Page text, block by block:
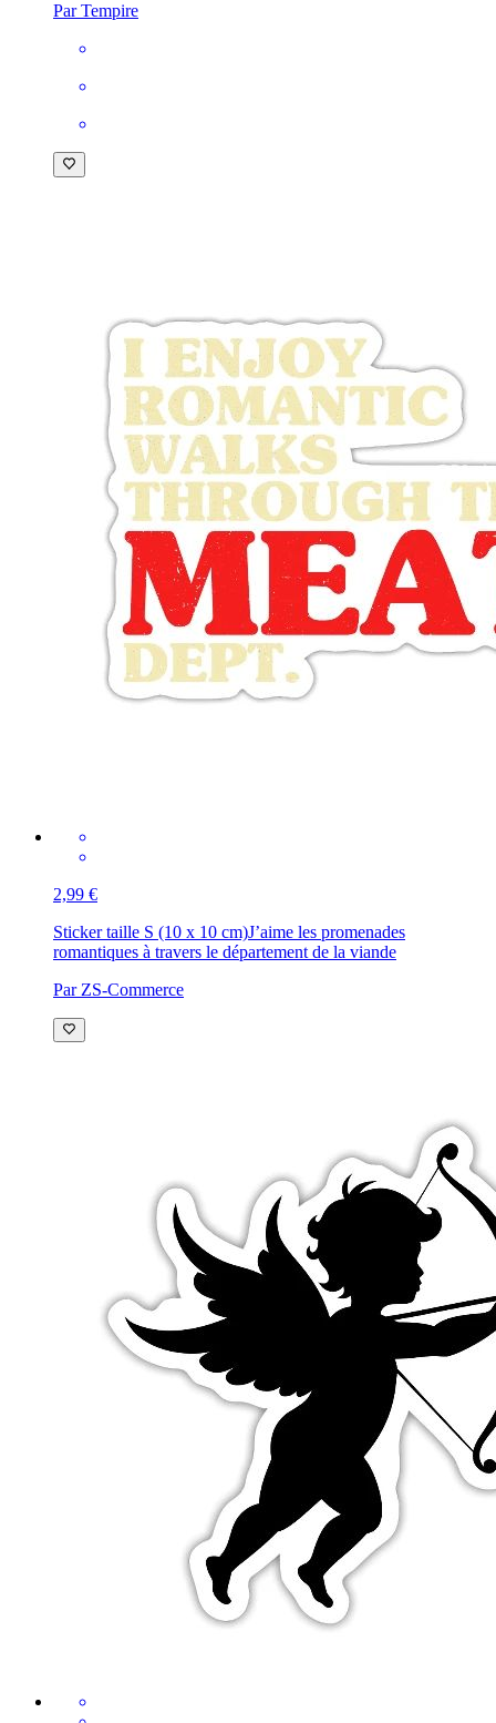
Par Tempire
2,99 €
Sticker taille S (10 x 10 cm)J’aime les promenades
romantiques à travers le département de la viande
Par ZS-Commerce